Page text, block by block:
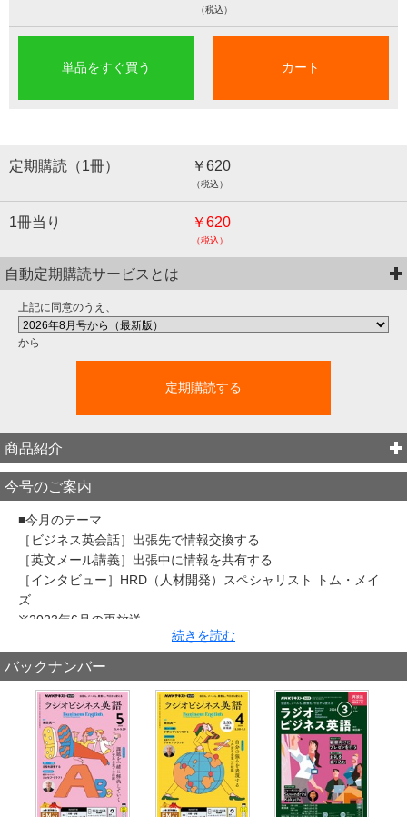
（税込）
単品をすぐ買う カート
定期購読（1冊） ￥620
（税込）
1冊当り ￥620
（税込）
自動定期購読サービスとは
上記に同意のうえ、
から
定期購読する
商品紹介
今号のご案内
■今月のテーマ
［ビジネス英会話］出張先で情報交換する
［英文メール講義］出張中に情報を共有する
［インタビュー］HRD（人材開発）スペシャリスト トム・メイ
ズ
※2023年6月の再放送
続きを読む
バックナンバー